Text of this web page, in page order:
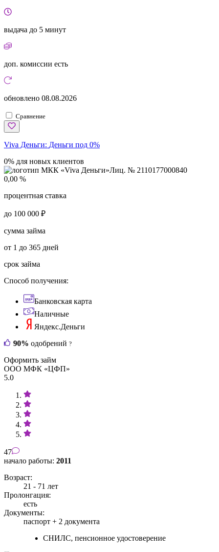
выдача до 5 минут
доп. комиссии есть
обновлено 08.08.2026
Сравнение
Viva Деньги: Деньги под 0%
0% для новых клиентов
Лиц. № 2110177000840
0,00 %
процентная ставка
до 100 000 ₽
сумма займа
от 1 до 365 дней
срок займа
Способ получения:
Банковская карта
Наличные
Яндекс.Деньги
90% одобрений ?
Оформить займ
ООО МФК «ЦФП»
5.0
47
начало работы: 2011
Возраст:
21 - 71 лет
Пролонгация:
есть
Документы:
паспорт + 2 документа
СНИЛС, пенсионное удостоверение